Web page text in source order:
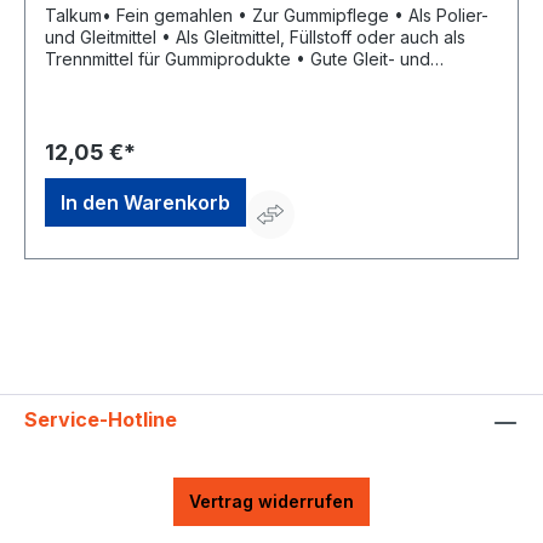
Talkum• Fein gemahlen • Zur Gummipflege • Als Polier-
und Gleitmittel • Als Gleitmittel, Füllstoff oder auch als
Trennmittel für Gummiprodukte • Gute Gleit- und
42389 Wuppertal, DE, +4920260960,
webkontakt@ede.de
12,05 €*
In den Warenkorb
Service-Hotline
Vertrag widerrufen